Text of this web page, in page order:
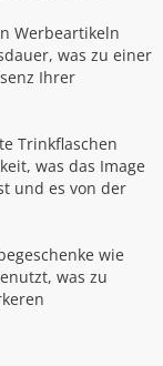
Werbeartikeln
was zu einer
Ihrer
Trinkflaschen
was das Image
und es von der
wie
was zu